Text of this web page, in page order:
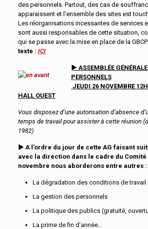
des personnels. Partout, des cas de
apparaissent et l’ensemble des sites est
Les réorganisations incessantes de services
sont aussi responsables de cette situation,
qui se passe avec la mise en place de la
texte : ICI
► ASSEMBLÉE
PERSONNELS
JEUDI 26 NOVEMBRE
HALL OUEST
Vous disposez d’une autorisation d’absence
temps de travail pour assister à cette réunion
1982)
► A l’ordre du jour de cette AG faisant
avec la direction dans le cadre du Comité
novembre nous aborderons entre autres :
La dégradation des conditions de
La gestion des personnels
La politique des publics (gratuité,
La prime de fin d’année…